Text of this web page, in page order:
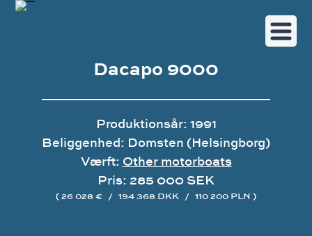
Dacapo 9000
Produktionsår: 1991
Beliggenhed: Domsten (Helsingborg)
Værft: Other motorboats
Pris: 285 000 SEK
( 26 028 € / 194 368 DKK / 110 200 PLN )